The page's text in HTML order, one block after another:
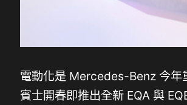
電動化是 Mercedes-Benz 今年
賓士開春即推出全新 EQA 與